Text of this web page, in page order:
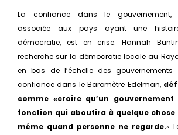
La confiance dans le gouvernement,
associée aux pays ayant une
démocratie, est en crise. Hannah
recherche sur la démocratie locale au
en bas de l’échelle des
confiance dans le Baromètre Edelman,
comme «croire qu’un
fonction qui aboutira à quelque chose
même quand personne ne regarde.»